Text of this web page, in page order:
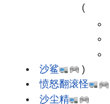
沙鲨
(
)
愤怒翻滚怪
沙尘精